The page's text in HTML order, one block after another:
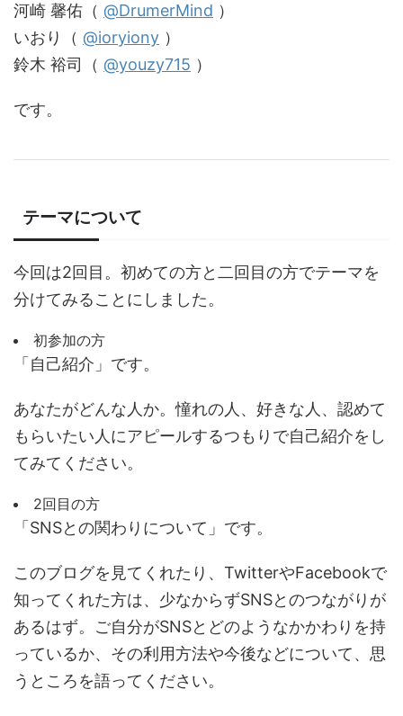
河崎 馨佑（ @DrumerMind ）
いおり（ @ioryiony ）
鈴木 裕司（ @youzy715 ）
です。
テーマについて
今回は2回目。初めての方と二回目の方でテーマを
分けてみることにしました。
初参加の方
「自己紹介」です。
あなたがどんな人か。憧れの人、好きな人、認めて
もらいたい人にアピールするつもりで自己紹介をし
てみてください。
2回目の方
「SNSとの関わりについて」です。
このブログを見てくれたり、TwitterやFacebookで
知ってくれた方は、少なからずSNSとのつながりが
あるはず。ご自分がSNSとどのようなかかわりを持
っているか、その利用方法や今後などについて、思
うところを語ってください。